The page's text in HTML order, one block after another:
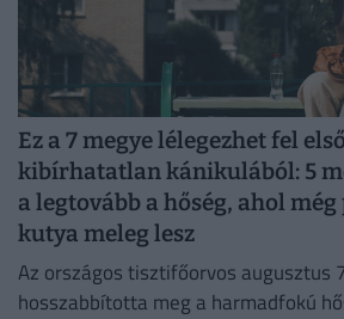
Ez a 7 megye lélegezhet fel
kibírhatatlan kánikulából: 5
a legtovább a hőség, ahol
kutya meleg lesz
Az országos tisztifőorvos augusztus
hosszabbította meg a harmadfokú